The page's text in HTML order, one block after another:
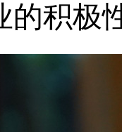
的积极